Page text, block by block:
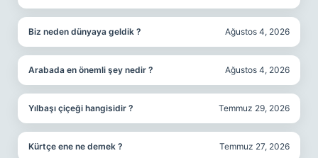
Biz neden dünyaya geldik ? Ağustos 4, 2026
Arabada en önemli şey nedir ? Ağustos 4, 2026
Yılbaşı çiçeği hangisidir ? Temmuz 29, 2026
Kürtçe ene ne demek ? Temmuz 27, 2026